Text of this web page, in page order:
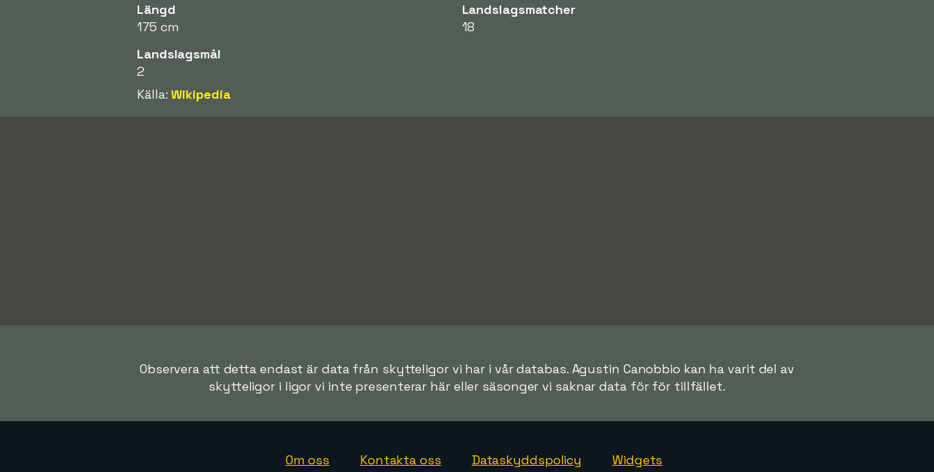
Längd
175 cm
Landslagsmatcher
18
Landslagsmål
2
Källa:Wikipedia
Observera att detta endast är data från skytteligor vi har i vår databas. Agustin Canobbio kan ha varit del av
skytteligor i ligor vi inte presenterar här eller säsonger vi saknar data för för tillfället.
Om oss Kontakta oss Dataskyddspolicy Widgets